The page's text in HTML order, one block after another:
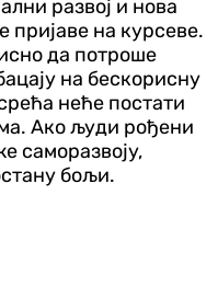
развој и нова
пријаве на курсеве.
да потроше
на бескорисну
неће постати
Ако људи рођени
саморазвоју,
бољи.